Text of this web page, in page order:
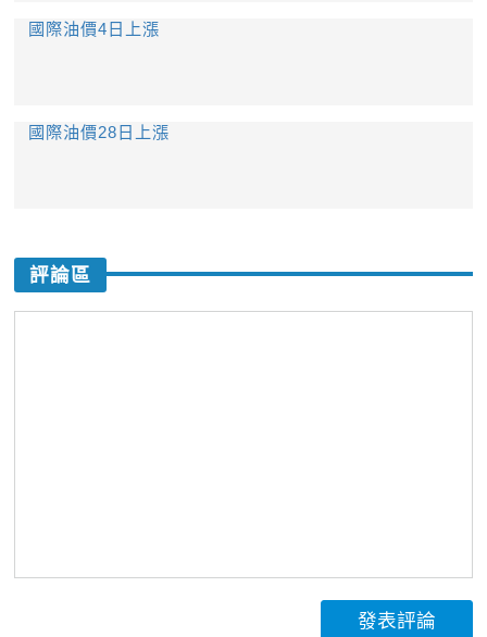
國際油價4日上漲
國際油價28日上漲
評論區
發表評論